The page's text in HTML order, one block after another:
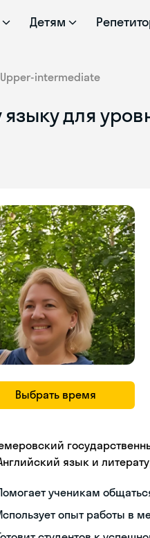
Детям
Upper-intermediate
для
Выбрать время
язык и
ученикам
опыт работы в